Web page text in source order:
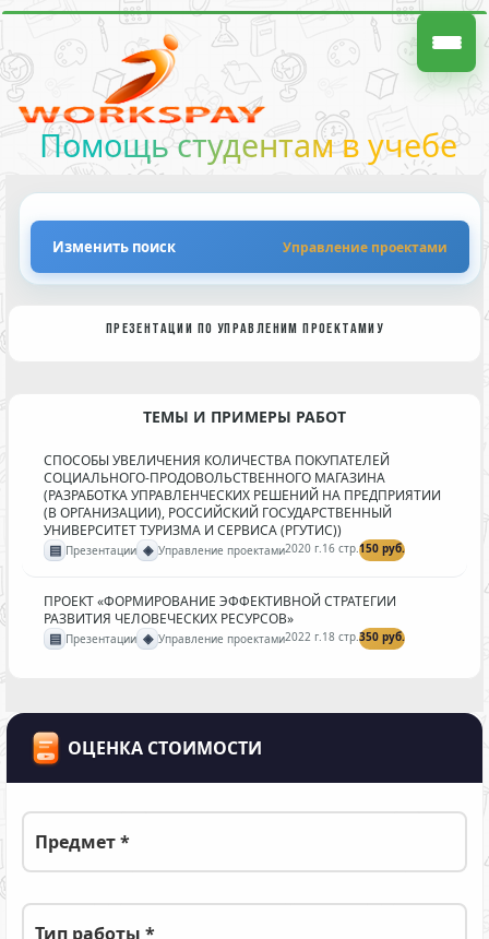
Помощь студентам в учебе
Изменить поиск Управление проектами
ПРЕЗЕНТАЦИИ ПО УПРАВЛЕНИМ ПРОЕКТАМИУ
ТЕМЫ И ПРИМЕРЫ РАБОТ
СПОСОБЫ УВЕЛИЧЕНИЯ КОЛИЧЕСТВА ПОКУПАТЕЛЕЙ
СОЦИАЛЬНОГО-ПРОДОВОЛЬСТВЕННОГО МАГАЗИНА
(РАЗРАБОТКА УПРАВЛЕНЧЕСКИХ РЕШЕНИЙ НА ПРЕДПРИЯТИИ
(В ОРГАНИЗАЦИИ), РОССИЙСКИЙ ГОСУДАРСТВЕННЫЙ
УНИВЕРСИТЕТ ТУРИЗМА И СЕРВИСА (РГУТИС))
▤ Презентации ◈ Управление проектами2020 г.16 стр.150 руб.
ПРОЕКТ «ФОРМИРОВАНИЕ ЭФФЕКТИВНОЙ СТРАТЕГИИ
РАЗВИТИЯ ЧЕЛОВЕЧЕСКИХ РЕСУРСОВ»
▤ Презентации ◈ Управление проектами2022 г.18 стр.350 руб.
ОЦЕНКА СТОИМОСТИ
Предмет *
Тип работы *